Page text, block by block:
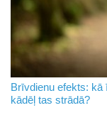
Brīvdienu efekts: kā
kādēļ tas strādā?